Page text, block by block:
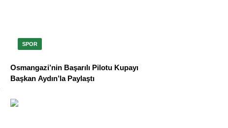
SPOR
Osmangazi’nin Başarılı Pilotu Kupayı
Başkan Aydın’la Paylaştı